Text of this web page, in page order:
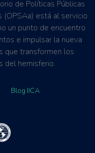
de Políticas Públicas
está al servicio
un punto de encuentro
e impulsar la nueva
que transformen los
del hemisferio.
Blog IICA